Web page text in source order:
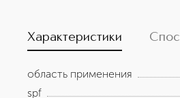
комплекс ухаживающих
РЕЗУЛЬТАТ: Комфортное
невесомость в течение
мягкого фокуса, который
Характеристики
область применения
spf